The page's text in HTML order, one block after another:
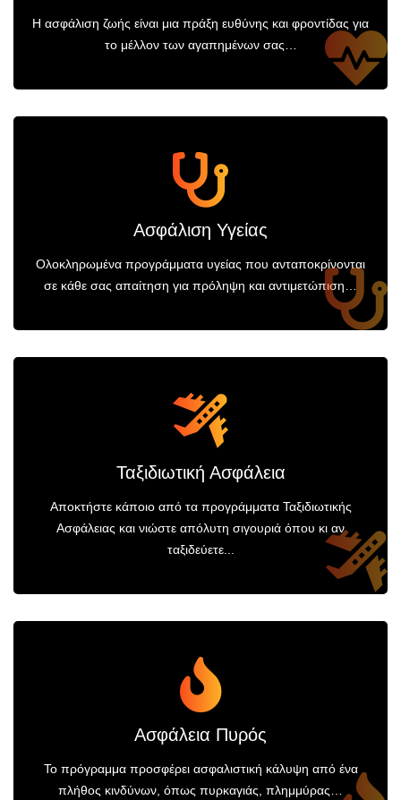
Η ασφάλιση ζωής είναι μια πράξη ευθύνης και φροντίδας για
το μέλλον των αγαπημένων σας…
Ασφάλιση Υγείας
Ολοκληρωμένα προγράμματα υγείας που ανταποκρίνονται
σε κάθε σας απαίτηση για πρόληψη και αντιμετώπιση…
Ταξιδιωτική Ασφάλεια
Αποκτήστε κάποιο από τα προγράμματα Ταξιδιωτικής
Ασφάλειας και νιώστε απόλυτη σιγουριά όπου κι αν
ταξιδεύετε...
Ασφάλεια Πυρός
Το πρόγραμμα προσφέρει ασφαλιστική κάλυψη από ένα
πλήθος κινδύνων, όπως πυρκαγιάς, πλημμύρας…